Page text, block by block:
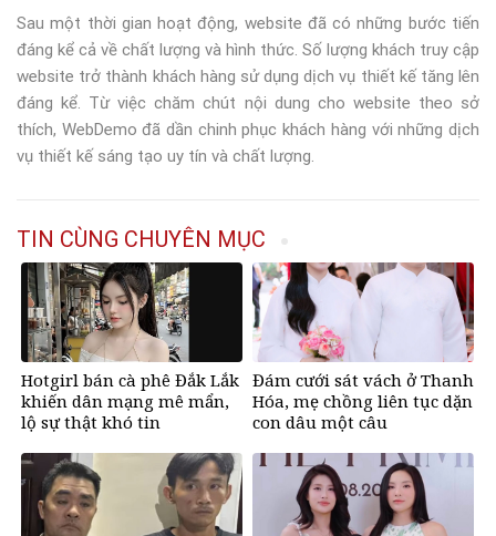
Sau một thời gian hoạt động, website đã có những bước tiến
đáng kể cả về chất lượng và hình thức. Số lượng khách truy cập
website trở thành khách hàng sử dụng dịch vụ thiết kế tăng lên
đáng kể. Từ việc chăm chút nội dung cho website theo sở
thích, WebDemo đã dần chinh phục khách hàng với những dịch
vụ thiết kế sáng tạo uy tín và chất lượng.
TIN CÙNG CHUYÊN MỤC
Hotgirl bán cà phê Đắk Lắk
khiến dân mạng mê mẩn,
lộ sự thật khó tin
Đám cưới sát vách ở Thanh
Hóa, mẹ chồng liên tục dặn
con dâu một câu